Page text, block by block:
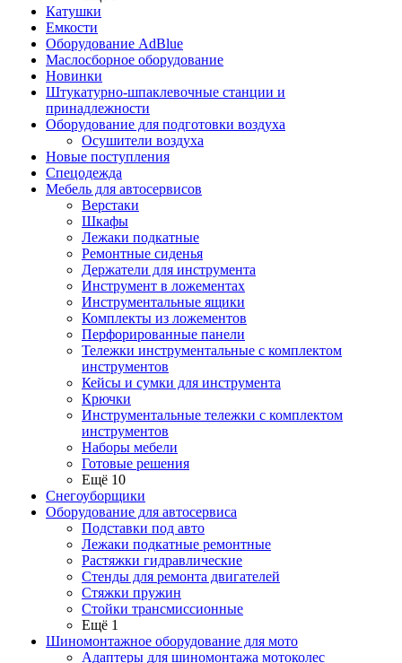
Катушки
Емкости
Оборудование AdBlue
Маслосборное оборудование
Новинки
Штукатурно-шпаклевочные станции и
принадлежности
Оборудование для подготовки воздуха
Осушители воздуха
Новые поступления
Спецодежда
Мебель для автосервисов
Верстаки
Шкафы
Лежаки подкатные
Ремонтные сиденья
Держатели для инструмента
Инструмент в ложементах
Инструментальные ящики
Комплекты из ложементов
Перфорированные панели
Тележки инструментальные с комплектом
инструментов
Кейсы и сумки для инструмента
Крючки
Инструментальные тележки с комплектом
инструментов
Наборы мебели
Готовые решения
Ещё 10
Снегоуборщики
Оборудование для автосервиса
Подставки под авто
Лежаки подкатные ремонтные
Растяжки гидравлические
Стенды для ремонта двигателей
Стяжки пружин
Стойки трансмиссионные
Ещё 1
Шиномонтажное оборудование для мото
Адаптеры для шиномонтажа мотоколес